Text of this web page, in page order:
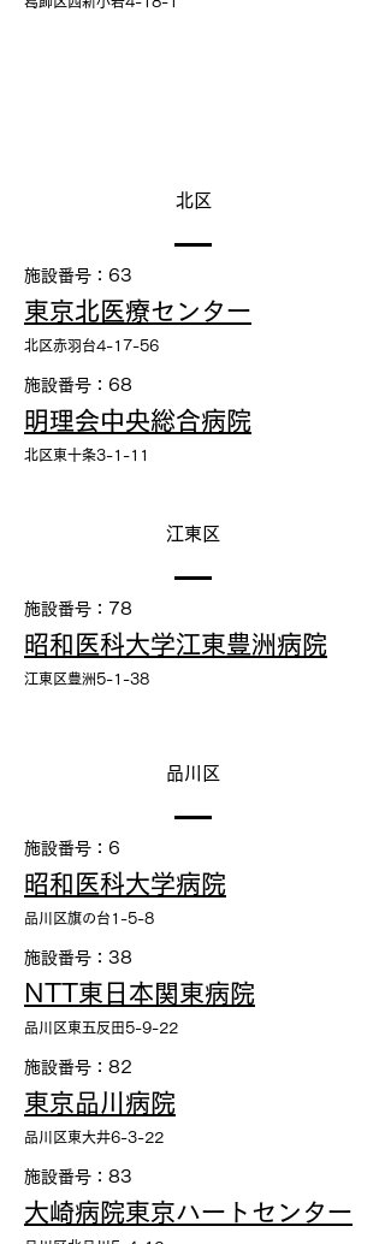
北区
施設番号：63
東京北医療センター
北区赤羽台4-17-56
施設番号：68
明理会中央総合病院
北区東十条3-1-11
江東区
施設番号：78
昭和医科大学江東豊洲病院
江東区豊洲5-1-38
品川区
施設番号：6
昭和医科大学病院
品川区旗の台1-5-8
施設番号：38
NTT東日本関東病院
品川区東五反田5-9-22
施設番号：82
東京品川病院
品川区東大井6-3-22
施設番号：83
大崎病院東京ハートセンター